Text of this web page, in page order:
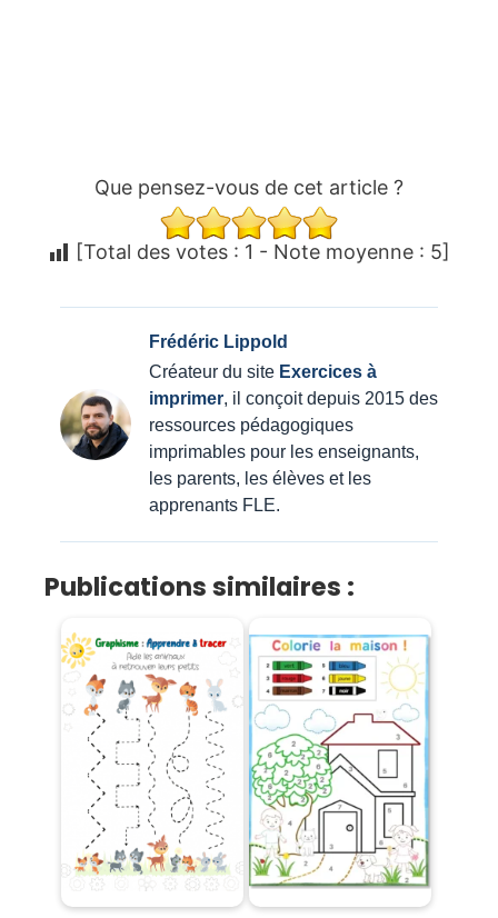
Que pensez-vous de cet article ?
[Total des votes : 1 - Note moyenne : 5]
Frédéric Lippold
Créateur du site Exercices à
imprimer, il conçoit depuis 2015 des
ressources pédagogiques
imprimables pour les enseignants,
les parents, les élèves et les
apprenants FLE.
Publications similaires :